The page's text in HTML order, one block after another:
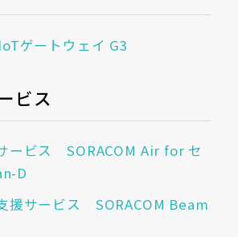
ゲートウェイ G3
ビス
ービス SORACOM Air for セ
D
援サービス SORACOM Beam